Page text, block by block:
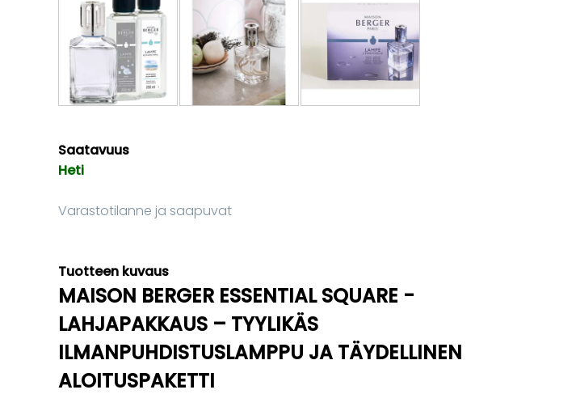
Saatavuus
Heti
Varastotilanne ja saapuvat
Tuotteen kuvaus
MAISON BERGER ESSENTIAL SQUARE -
LAHJAPAKKAUS – TYYLIKÄS
ILMANPUHDISTUSLAMPPU JA TÄYDELLINEN
ALOITUSPAKETTI